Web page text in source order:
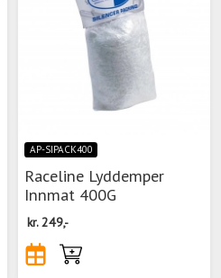
AP-SIPACK400
Raceline Lyddemper
Innmat 400G
kr.249,-